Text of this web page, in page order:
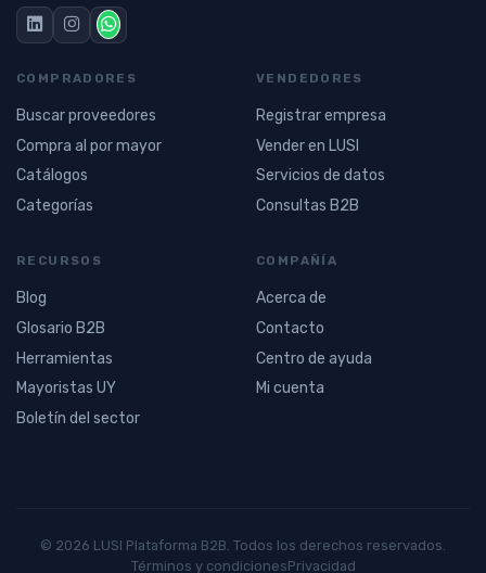
COMPRADORES
Buscar proveedores
Compra al por mayor
Catálogos
Categorías
VENDEDORES
Registrar empresa
Vender en LUSI
Servicios de datos
Consultas B2B
RECURSOS
Blog
Glosario B2B
Herramientas
Mayoristas UY
Boletín del sector
COMPAÑÍA
Acerca de
Contacto
Centro de ayuda
Mi cuenta
© 2026 LUSI Plataforma B2B. Todos los derechos reservados.
Términos y condicionesPrivacidad